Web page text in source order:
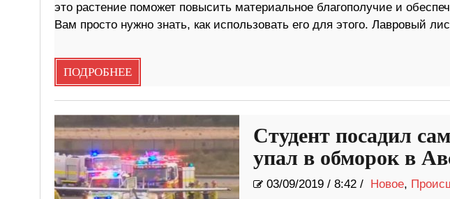
это растение поможет повысить материальное благополучие и
Вам просто нужно знать, как использовать его для этого. Лавровый
ПОДРОБНЕЕ
Студент посадил
упал в обморок в
03/09/2019/ 8:42 / Новое,